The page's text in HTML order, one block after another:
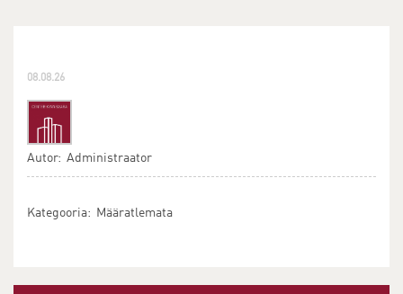
08.08.26
Autor: Administraator
Kategooria: Määratlemata